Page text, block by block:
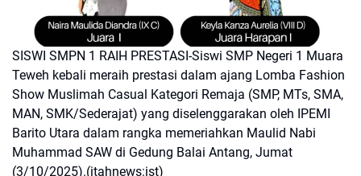
SISWI SMPN 1 RAIH PRESTASI-Siswi SMP Negeri 1 Muara
Teweh kebali meraih prestasi dalam ajang Lomba Fashion
Show Muslimah Casual Kategori Remaja (SMP, MTs, SMA,
MAN, SMK/Sederajat) yang diselenggarakan oleh IPEMI
Barito Utara dalam rangka memeriahkan Maulid Nabi
Muhammad SAW di Gedung Balai Antang, Jumat
(3/10/2025).(itahnews:ist)